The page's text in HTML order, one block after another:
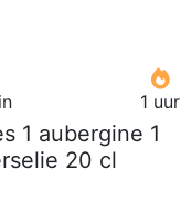
1 uur
1 aubergine 1
20 cl